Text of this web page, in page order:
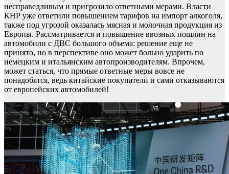
несправедливым и пригрозило ответными мерами. Власти
КНР уже ответили повышением тарифов на импорт алкоголя,
также под угрозой оказалась мясная и молочная продукция из
Европы. Рассматривается и повышение ввозных пошлин на
автомобили с ДВС большого объема: решение еще не
принято, но в перспективе оно может больно ударить по
немецким и итальянским автопроизводителям. Впрочем,
может статься, что прямые ответные меры вовсе не
понадобятся, ведь китайские покупатели и сами отказываются
от европейских автомобилей!